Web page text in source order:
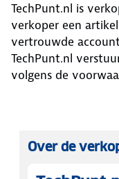
TechPunt.nl is
verkoper een
vertrouwde
TechPunt.nl
volgens de
Over de